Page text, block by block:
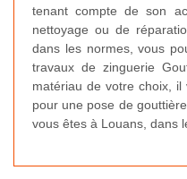
tenant compte de son
nettoyage ou de
dans les normes, vous
travaux de zinguerie
matériau de votre choix,
pour une pose de
vous êtes à Louans, dans